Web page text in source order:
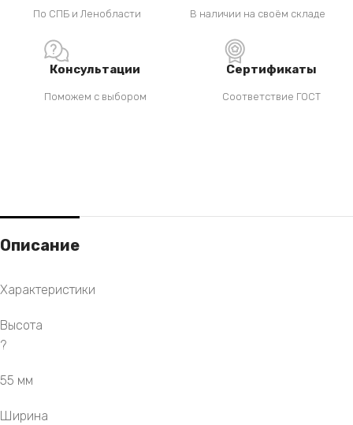
По СПБ и Ленобласти В наличии на своём складе
Консультации
Поможем с выбором
Сертификаты
Соответствие ГОСТ
Описание
Характеристики
Высота
?
55 мм
Ширина